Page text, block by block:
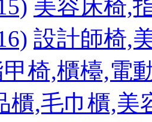
美容床椅,
設計師椅,
椅,櫃檯,電
櫃,毛巾櫃,美